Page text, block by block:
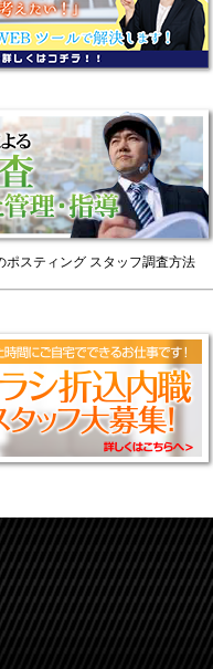
ポスティング スタッフ調査方法